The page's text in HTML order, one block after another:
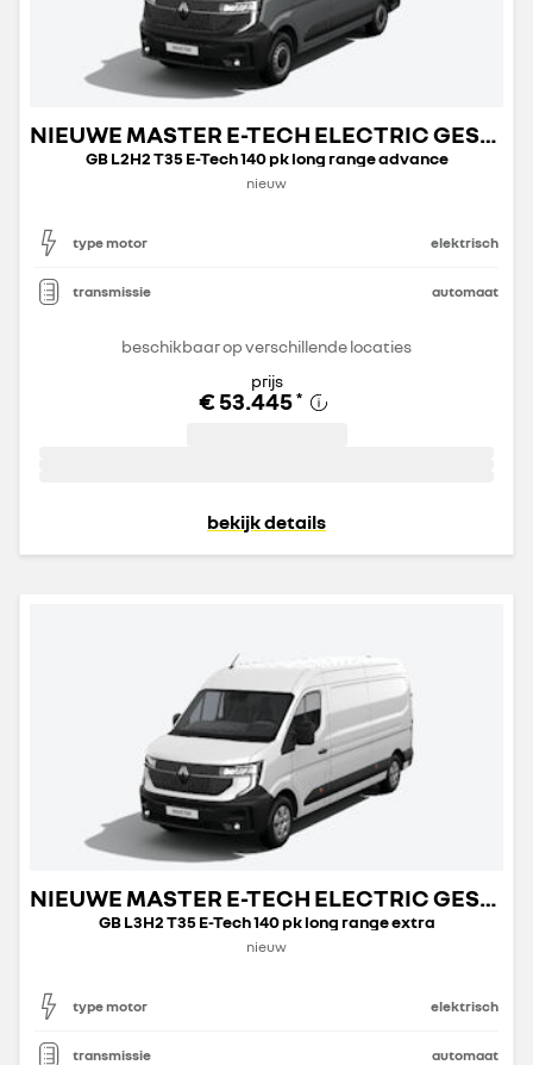
NIEUWE MASTER E-TECH ELECTRIC GESLOTEN TRANSPORT
GB L2H2 T35 E-Tech 140 pk long range advance
nieuw
type motor elektrisch
transmissie automaat
beschikbaar op verschillende locaties
prijs
€ 53.445 *
bekijk details
NIEUWE MASTER E-TECH ELECTRIC GESLOTEN TRANSPORT
GB L3H2 T35 E-Tech 140 pk long range extra
nieuw
type motor elektrisch
transmissie automaat